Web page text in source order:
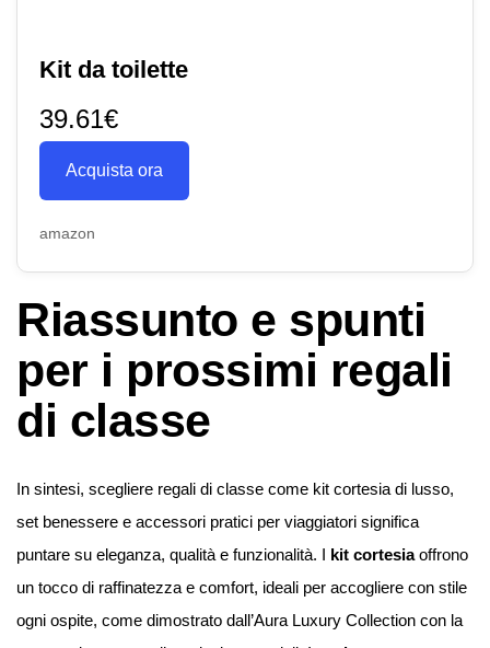
Kit da toilette
39.61€
Acquista ora
amazon
Riassunto e spunti
per i prossimi regali
di classe
In sintesi, scegliere regali di classe come kit cortesia di lusso,
set benessere e accessori pratici per viaggiatori significa
puntare su eleganza, qualità e funzionalità. I kit cortesiaoffrono
un tocco di raffinatezza e comfort, ideali per accogliere con stile
ogni ospite, come dimostrato dall’Aura Luxury Collection con la